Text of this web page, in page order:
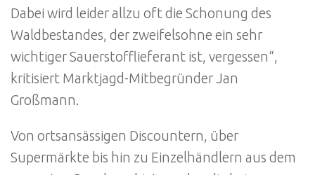
Dabei wird leider allzu oft die Schonung des
Waldbestandes, der zweifelsohne ein sehr
wichtiger Sauerstofflieferant ist, vergessen“,
kritisiert Marktjagd-Mitbegründer Jan
Großmann.
Von ortsansässigen Discountern, über
Supermärkte bis hin zu Einzelhändlern aus dem